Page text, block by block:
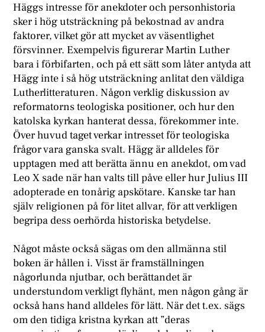
Häggs intresse för anekdoter och personhistoria
sker i hög utsträckning på bekostnad av andra
faktorer, vilket gör att mycket av väsentlighet
försvinner. Exempelvis figurerar Martin Luther
bara i förbifarten, och på ett sätt som låter antyda att
Hägg inte i så hög utsträckning anlitat den väldiga
Lutherlitteraturen. Någon verklig diskussion av
reformatorns teologiska positioner, och hur den
katolska kyrkan hanterat dessa, förekommer inte.
Över huvud taget verkar intresset för teologiska
frågor vara ganska svalt. Hägg är alldeles för
upptagen med att berätta ännu en anekdot, om vad
Leo X sade när han valts till påve eller hur Julius III
adopterade en tonårig apskötare. Kanske tar han
själv religionen på för litet allvar, för att verkligen
begripa dess oerhörda historiska betydelse.
Något måste också sägas om den allmänna stil
boken är hållen i. Visst är framställningen
någorlunda njutbar, och berättandet är
understundom verkligt flyhänt, men någon gång är
också hans hand alldeles för lätt. När det t.ex. sägs
om den tidiga kristna kyrkan att ”deras